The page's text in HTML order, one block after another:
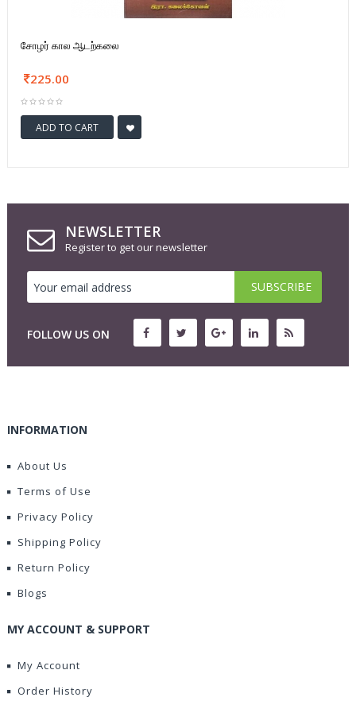
சோழர் கால ஆடற்கலை
225.00
ADD TO CART
NEWSLETTER
Register to get our newsletter
FOLLOW US ON
INFORMATION
About Us
Terms of Use
Privacy Policy
Shipping Policy
Return Policy
Blogs
MY ACCOUNT & SUPPORT
My Account
Order History